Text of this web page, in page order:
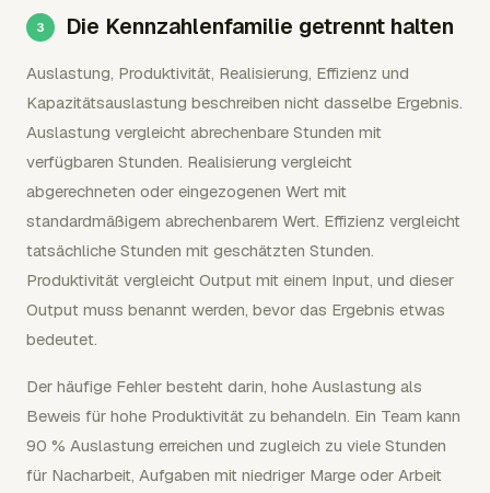
Die Kennzahlenfamilie getrennt halten
Auslastung, Produktivität, Realisierung, Effizienz und
Kapazitätsauslastung beschreiben nicht dasselbe Ergebnis.
Auslastung vergleicht abrechenbare Stunden mit
verfügbaren Stunden. Realisierung vergleicht
abgerechneten oder eingezogenen Wert mit
standardmäßigem abrechenbarem Wert. Effizienz vergleicht
tatsächliche Stunden mit geschätzten Stunden.
Produktivität vergleicht Output mit einem Input, und dieser
Output muss benannt werden, bevor das Ergebnis etwas
bedeutet.
Der häufige Fehler besteht darin, hohe Auslastung als
Beweis für hohe Produktivität zu behandeln. Ein Team kann
90 % Auslastung erreichen und zugleich zu viele Stunden
für Nacharbeit, Aufgaben mit niedriger Marge oder Arbeit